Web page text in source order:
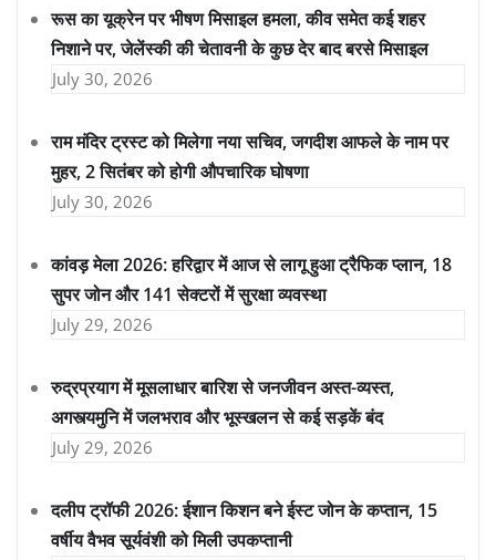
रूस का यूक्रेन पर भीषण मिसाइल हमला, कीव समेत कई शहर
निशाने पर, जेलेंस्की की चेतावनी के कुछ देर बाद बरसे मिसाइल
July 30, 2026
राम मंदिर ट्रस्ट को मिलेगा नया सचिव, जगदीश आफले के नाम पर
मुहर, 2 सितंबर को होगी औपचारिक घोषणा
July 30, 2026
कांवड़ मेला 2026: हरिद्वार में आज से लागू हुआ ट्रैफिक प्लान, 18
सुपर जोन और 141 सेक्टरों में सुरक्षा व्यवस्था
July 29, 2026
रुद्रप्रयाग में मूसलाधार बारिश से जनजीवन अस्त-व्यस्त,
अगस्त्यमुनि में जलभराव और भूस्खलन से कई सड़कें बंद
July 29, 2026
दलीप ट्रॉफी 2026: ईशान किशन बने ईस्ट जोन के कप्तान, 15
वर्षीय वैभव सूर्यवंशी को मिली उपकप्तानी